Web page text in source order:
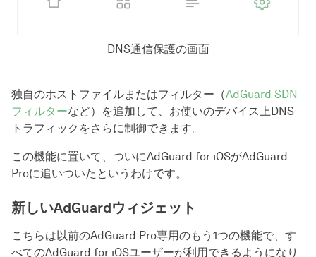
DNS通信保護の画面
独自のホストファイルまたはフィルター（AdGuard SDN
フィルターなど）を追加して、お使いのデバイス上DNS
トラフィックをさらに制御できます。
この機能に置いて、ついにAdGuard for iOSがAdGuard
Proに追いついたというわけです。
新しいAdGuardウィジェット
こちらは以前のAdGuard Pro専用のもう1つの機能で、す
べてのAdGuard for iOSユーザーが利用できるようになり